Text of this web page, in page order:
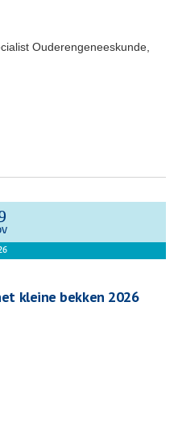
Ouderengeneeskunde,
kleine bekken 2026